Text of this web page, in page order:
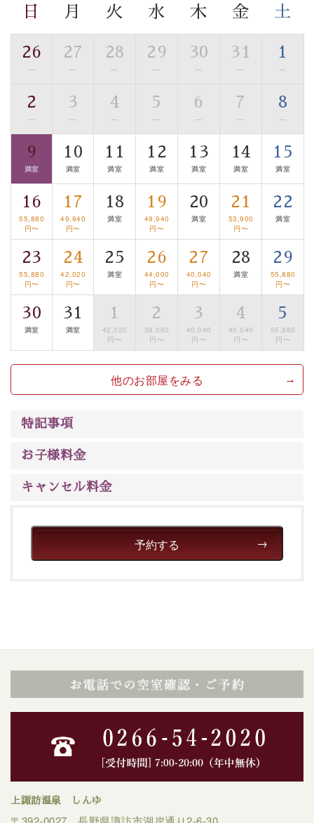
す。
■貸切温泉風呂 （40分無料）
眺望はございませんが、源泉掛け流しの温泉の質を楽し
トな空間をお愉しみください。
【旅】
■諏訪大社4社を巡る無料参拝バス
豊富な知識を持ったドライバー兼ガイドが諏訪大社をご
案内します。事前ご予約制ですので、ご利用ご希望の方
は【3日前まで】にお電話ください。
※交通規制などにより運行できない日がございます
※年末年始及び御柱祭前後は運行しておりません
以上がプラン内容です。
上諏訪温泉“しんゆ”なら諏訪大社など歴史ある諏訪の街
で心癒されます。 清らかな源泉、自然の恵みあるお食
事、諏訪湖に包まれるお部屋、 大人のたしなみを感じて
いただける、美しく癒される宿で贅沢に幸せのときを安
心してお過ごしください。
日 月 火 水 木 金 土
26
—
27
—
28
—
29
—
30
—
31
—
1
—
2
—
3
—
4
—
5
—
6
—
7
—
8
—
9
満室
10
満室
11
満室
12
満室
13
満室
14
満室
15
満室
16
55,880
円〜
17
49,940
円〜
18
満室
19
49,940
円〜
20
満室
21
53,900
円〜
22
満室
23
55,880
円〜
24
42,020
円〜
25
満室
26
44,000
円〜
27
40,040
円〜
28
満室
29
55,880
円〜
30
満室
31
満室
1
42,020
円〜
2
38,060
円〜
3
40,040
円〜
4
40,040
円〜
5
55,880
円〜
他のお部屋をみる
特記事項
お子様料金
キャンセル料金
予約する
上諏訪温泉 しんゆ